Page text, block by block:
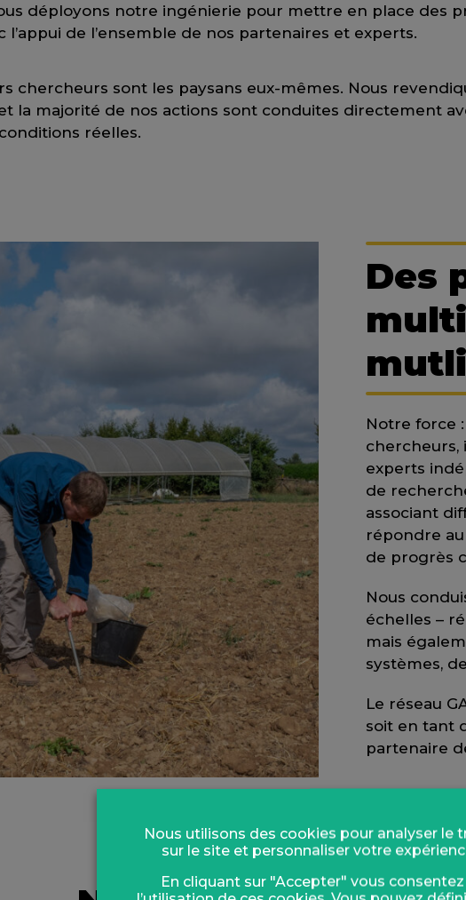
déployons notre ingénierie pour mettre en place des
l’appui de l’ensemble de nos partenaires et experts.
chercheurs sont les paysans eux-mêmes. Nous
la majorité de nos actions sont conduites directement
réelles.
Des
Notre force
chercheurs,
experts
de
associant
répondre
de progrès
Nous
échelles –
mais
systèmes,
Le réseau
soit en tant
partenaire
Nous utilisons des cookies pour analyser le
sur le site et personnaliser votre
En cliquant sur "Accepter" vous consentez